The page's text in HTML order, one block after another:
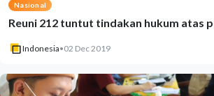
Nasional
Reuni 212 tuntut tindakan hukum atas
Indonesia•02 Dec 2019